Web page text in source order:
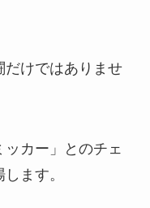
だけではありませ
カー」とのチェ
ます。